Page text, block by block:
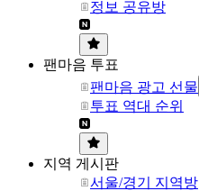
정보 공유방
팬마음 투표
팬마음 광고 선물
투표 역대 순위
지역 게시판
서울/경기 지역방